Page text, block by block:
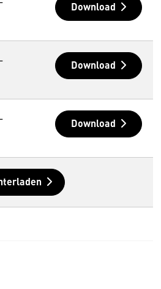
Download
Download
Download